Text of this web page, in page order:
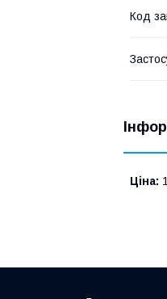
Код
Ціна: